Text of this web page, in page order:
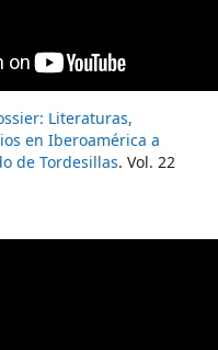
Literaturas,
en Iberoamérica a
de Tordesillas. Vol. 22